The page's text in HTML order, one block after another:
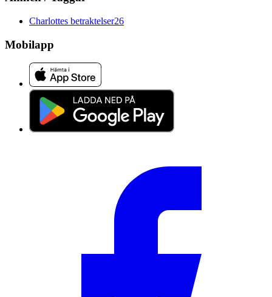
Charlottes betraktelser26
Mobilapp